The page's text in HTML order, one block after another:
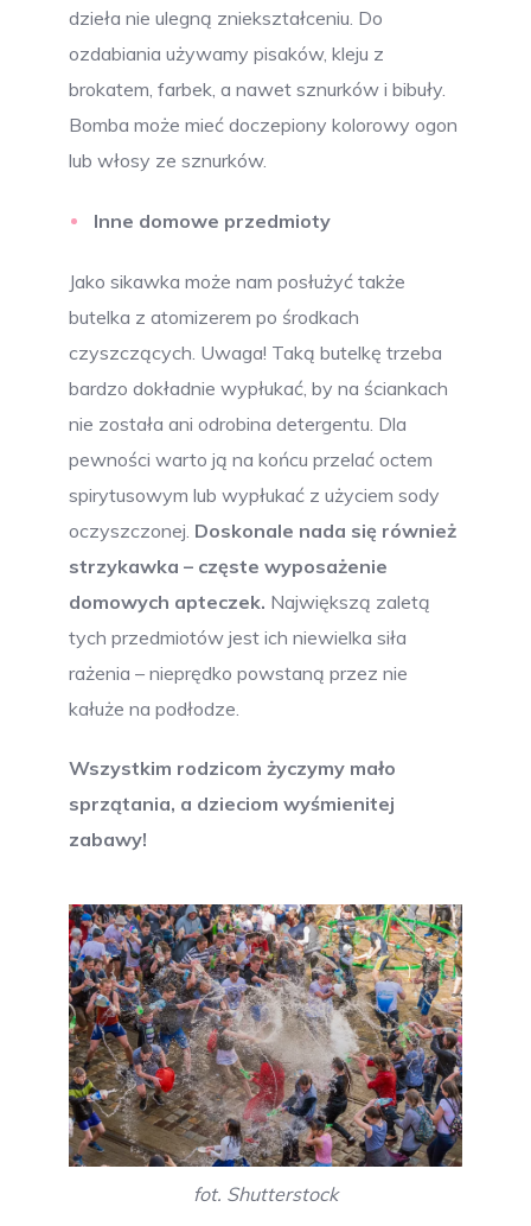
dzieła nie ulegną zniekształceniu. Do
ozdabiania używamy pisaków, kleju z
brokatem, farbek, a nawet sznurków i bibuły.
Bomba może mieć doczepiony kolorowy ogon
lub włosy ze sznurków.
Inne domowe przedmioty
Jako sikawka może nam posłużyć także
butelka z atomizerem po środkach
czyszczących. Uwaga! Taką butelkę trzeba
bardzo dokładnie wypłukać, by na ściankach
nie została ani odrobina detergentu. Dla
pewności warto ją na końcu przelać octem
spirytusowym lub wypłukać z użyciem sody
oczyszczonej. Doskonale nada się również
strzykawka – częste wyposażenie
domowych apteczek. Największą zaletą
tych przedmiotów jest ich niewielka siła
rażenia – nieprędko powstaną przez nie
kałuże na podłodze.
Wszystkim rodzicom życzymy mało
sprzątania, a dzieciom wyśmienitej
zabawy!
fot. Shutterstock